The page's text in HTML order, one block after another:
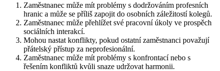
Zaměstnanec může mít problémy s dodržováním profesních
hranic a může se příliš zapojit do osobních záležitostí kolegů.
Zaměstnanec může přehlížet své pracovní úkoly ve prospěch
sociálních interakcí.
Mohou nastat konflikty, pokud ostatní zaměstnanci považují
přátelský přístup za neprofesionální.
Zaměstnanec může mít problémy s konfrontací nebo s
řešením konfliktů kvůli snaze udržovat harmonii.